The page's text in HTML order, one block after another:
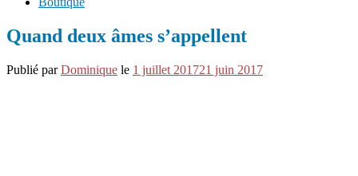
Quand deux âmes s’appellent
Publié parDominique le 1 juillet 201721 juin 2017